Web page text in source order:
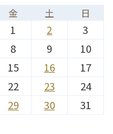
金 土 日
1 2
3
8 9
10
15 16
17
22 23
24
29 30 31